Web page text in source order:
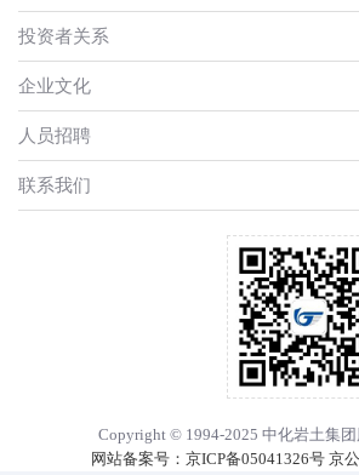
投资者关系
企业文化
人员招聘
联系我们
Copyright © 1994-2025 中化岩土集
网站备案号： 京ICP备05041326号 京